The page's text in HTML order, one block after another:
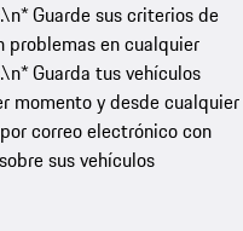
Guarde sus criterios de
problemas en cualquier
Guarda tus vehículos
momento y desde cualquier
correo electrónico con
sus vehículos